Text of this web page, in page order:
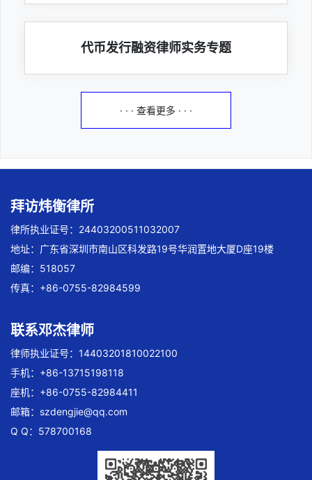
代币发行融资律师实务专题
· · · 查看更多 · · ·
拜访炜衡律所
律所执业证号：24403200511032007
地址：广东省深圳市南山区科发路19号华润置地大厦D座19楼
邮编：518057
传真：+86-0755-82984599
联系邓杰律师
律师执业证号：14403201810022100
手机：+86-13715198118
座机：+86-0755-82984411
邮箱： szdengjie@qq.com
Q Q：578700168